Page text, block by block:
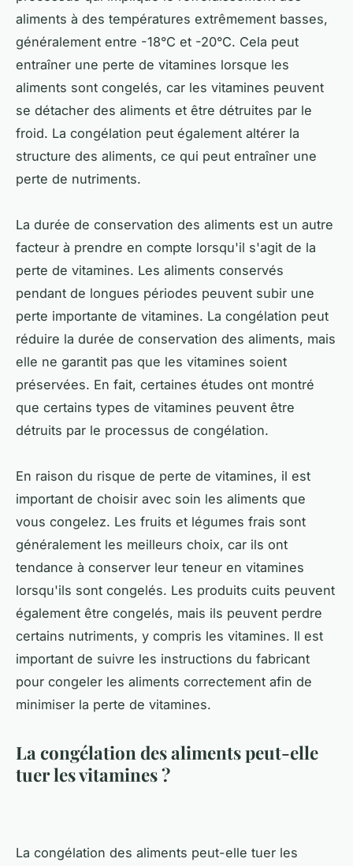
aliments à des températures extrêmement basses,
généralement entre -18°C et -20°C. Cela peut
entraîner une perte de vitamines lorsque les
aliments sont congelés, car les vitamines peuvent
se détacher des aliments et être détruites par le
froid. La congélation peut également altérer la
structure des aliments, ce qui peut entraîner une
perte de nutriments.
La durée de conservation des aliments est un autre
facteur à prendre en compte lorsqu'il s'agit de la
perte de vitamines. Les aliments conservés
pendant de longues périodes peuvent subir une
perte importante de vitamines. La congélation peut
réduire la durée de conservation des aliments, mais
elle ne garantit pas que les vitamines soient
préservées. En fait, certaines études ont montré
que certains types de vitamines peuvent être
détruits par le processus de congélation.
En raison du risque de perte de vitamines, il est
important de choisir avec soin les aliments que
vous congelez. Les fruits et légumes frais sont
généralement les meilleurs choix, car ils ont
tendance à conserver leur teneur en vitamines
lorsqu'ils sont congelés. Les produits cuits peuvent
également être congelés, mais ils peuvent perdre
certains nutriments, y compris les vitamines. Il est
important de suivre les instructions du fabricant
pour congeler les aliments correctement afin de
minimiser la perte de vitamines.
La congélation des aliments peut-elle
tuer les vitamines ?
La congélation des aliments peut-elle tuer les